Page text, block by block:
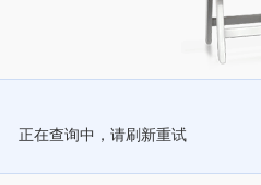
正在查询中，请刷新重试